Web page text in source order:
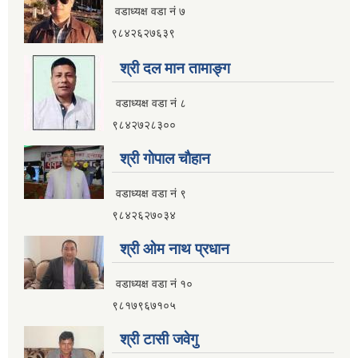
वडाध्यक्ष वडा नं ७
९८४२६२७६३९
श्री दल मान तामाङ्ग
वडाध्यक्ष वडा नं ८
९८४२७२८३००
श्री गाेपाल चाैहान
वडाध्यक्ष वडा नं ९
९८४२६२७०३४
श्री ओम नाथ प्रधान
वडाध्यक्ष वडा नं १०
९८१७९६७१०५
श्री टासी जवेगु